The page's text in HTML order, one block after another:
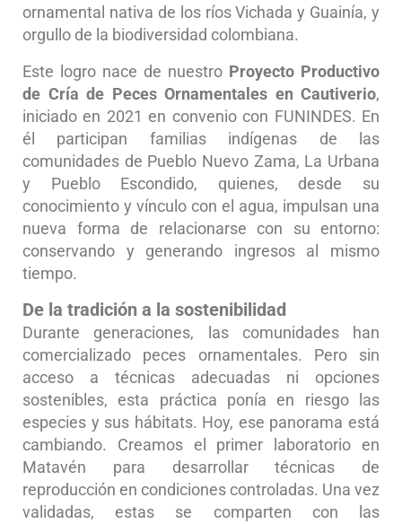
ornamental nativa de los ríos Vichada y Guainía, y
orgullo de la biodiversidad colombiana.
Este logro nace de nuestro Proyecto Productivo
de Cría de Peces Ornamentales en Cautiverio,
iniciado en 2021 en convenio con FUNINDES. En
él participan familias indígenas de las
comunidades de Pueblo Nuevo Zama, La Urbana
y Pueblo Escondido, quienes, desde su
conocimiento y vínculo con el agua, impulsan una
nueva forma de relacionarse con su entorno:
conservando y generando ingresos al mismo
tiempo.
De la tradición a la sostenibilidad
Durante generaciones, las comunidades han
comercializado peces ornamentales. Pero sin
acceso a técnicas adecuadas ni opciones
sostenibles, esta práctica ponía en riesgo las
especies y sus hábitats. Hoy, ese panorama está
cambiando. Creamos el primer laboratorio en
Matavén para desarrollar técnicas de
reproducción en condiciones controladas. Una vez
validadas, estas se comparten con las